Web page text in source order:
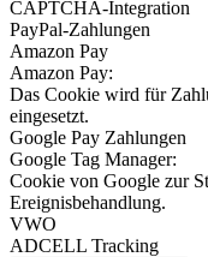
CAPTCHA-Integration
PayPal-Zahlungen
Amazon Pay
Amazon Pay:
Das Cookie wird für
eingesetzt.
Google Pay Zahlungen
Google Tag Manager:
Cookie von Google zur
Ereignisbehandlung.
VWO
ADCELL Tracking